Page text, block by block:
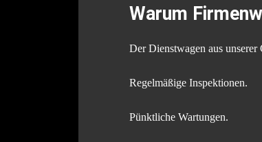
Warum
Der Dienstwagen aus unserer
Regelmäßige Inspektionen.
Pünktliche Wartungen.